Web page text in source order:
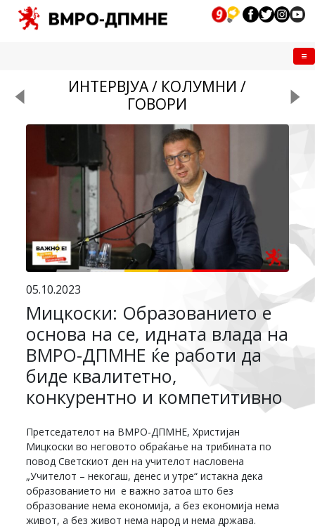
ИНТЕРВЈУА / КОЛУМНИ /
ГОВОРИ
05.10.2023
Мицкоски: Образованието е
основа на се, идната влада на
ВМРО-ДПМНЕ ќе работи да
биде квалитетно,
конкурентно и компетитивно
Претседателот на ВМРО-ДПМНЕ, Христијан
Мицкоски во неговото обраќање на трибината по
повод Светскиот ден на учителот насловена
„Учителот – некогаш, денес и утре“ истакна дека
образованието ни е важно затоа што без
образование нема економија, а без економија нема
живот, а без живот нема народ и нема држава.